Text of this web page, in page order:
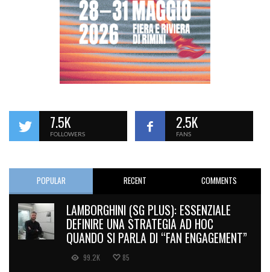
7.5K
FOLLOWERS
2.5K
FANS
POPULAR RECENT COMMENTS
LAMBORGHINI (SG PLUS): ESSENZIALE
DEFINIRE UNA STRATEGIA AD HOC
QUANDO SI PARLA DI “FAN ENGAGEMENT”
99.2K 85